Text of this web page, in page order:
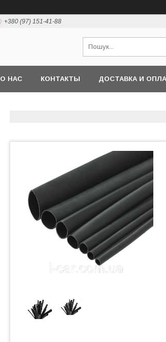
+380 (97) 151-41-88
О НАС КОНТАКТЫ ДОСТАВКА И